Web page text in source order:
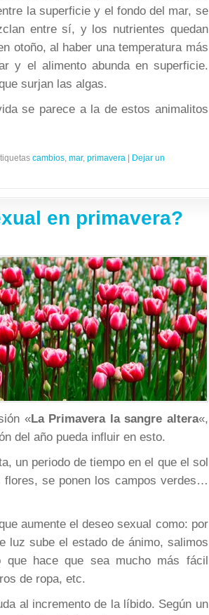
la superficie y el fondo del mar, se
entre sí, y los nutrientes quedan
otoño, al haber una temperatura más
y el alimento abunda en superficie.
surjan las algas.
se parece a la de estos animalitos
cambios, mar, primavera
Dejar un
en primavera?
«La Primavera la sangre altera«,
del año pueda influir en esto.
un periodo de tiempo en el que el sol
se ponen los campos verdes…
aumente el deseo sexual como: por
luz sube el estado de ánimo, salimos
hace que sea mucho más fácil
de ropa, etc.
al incremento de la líbido. Según un